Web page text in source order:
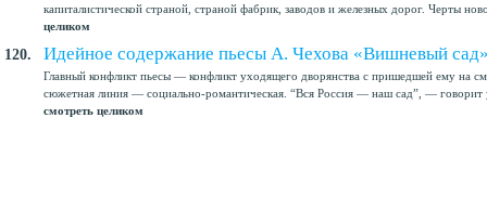
капиталистической страной, страной фабрик, заводов и железных дорог. Черты
целиком
120. Идейное содержание пьесы А. Чехова «Вишневый
Главный конфликт пьесы — конфликт уходящего дворянства с пришедшей ему на
сюжетная линия — социально-романтическая. “Вся Россия — наш сад”, — говорит
смотреть целиком